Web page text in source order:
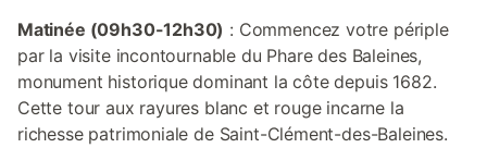
Matinée (09h30-12h30) : Commencez votre périple
par la visite incontournable du Phare des Baleines,
monument historique dominant la côte depuis 1682.
Cette tour aux rayures blanc et rouge incarne la
richesse patrimoniale de Saint-Clément-des-Baleines.